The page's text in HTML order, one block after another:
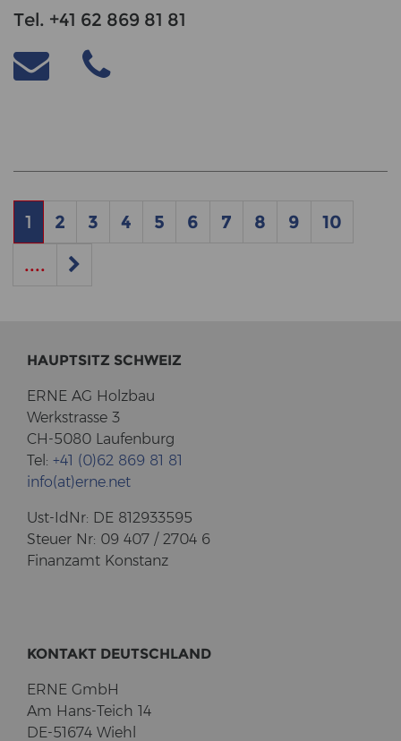
Tel. +41 62 869 81 81
1 2 3 4 5 6 7 8 9
10
....
HAUPT­SITZ SCHWEIZ
ERNE AG Holz­bau
Werk­stras­se 3
CH-5080 Lau­fen­burg
Tel: +41 (0)62 869 81 81
info(at)erne.net
Ust-​IdNr: DE 812933595
Steu­er Nr: 09 407 / 2704 6
Fi­nanz­amt Kon­stanz
KON­TAKT DEUTSCH­LAND
ERNE GmbH
Am Hans-​Teich 14
DE-51674 Wiehl